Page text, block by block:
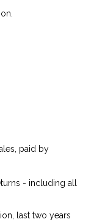
paid by
- including all
last two years